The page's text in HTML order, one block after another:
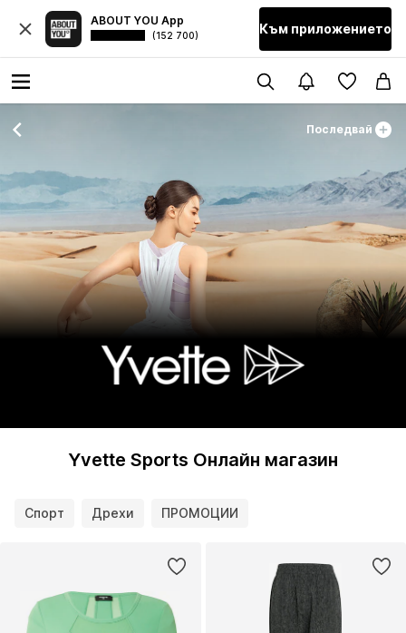
ABOUT YOU App
(152 700) Към приложението
Последвай
Yvette Sports Онлайн магазин
Спорт Дрехи ПРОМОЦИИ